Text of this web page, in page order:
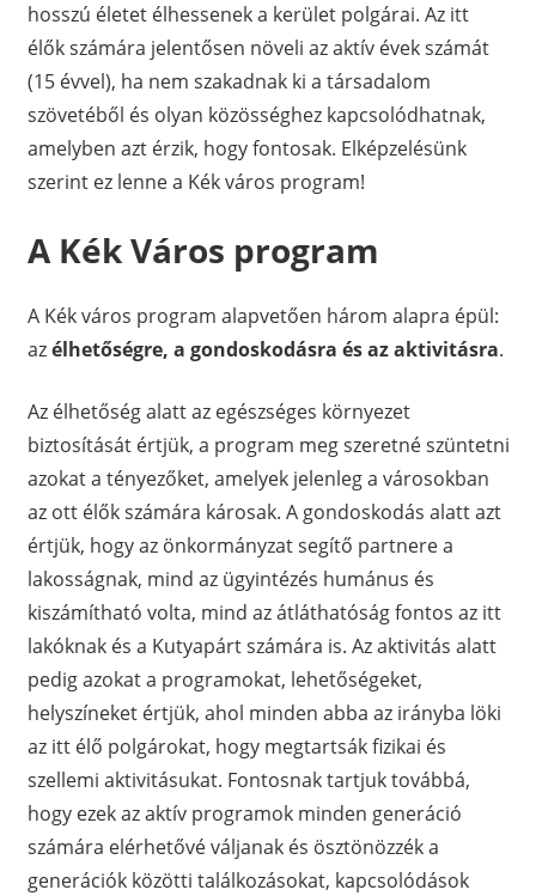
hosszú életet élhessenek a kerület polgárai. Az itt
élők számára jelentősen növeli az aktív évek számát
(15 évvel), ha nem szakadnak ki a társadalom
szövetéből és olyan közösséghez kapcsolódhatnak,
amelyben azt érzik, hogy fontosak. Elképzelésünk
szerint ez lenne a Kék város program!
A Kék Város program
A Kék város program alapvetően három alapra épül:
azélhetőségre, a gondoskodásra és az aktivitásra.
Az élhetőség alatt az egészséges környezet
biztosítását értjük, a program meg szeretné szüntetni
azokat a tényezőket, amelyek jelenleg a városokban
az ott élők számára károsak. A gondoskodás alatt azt
értjük, hogy az önkormányzat segítő partnere a
lakosságnak, mind az ügyintézés humánus és
kiszámítható volta, mind az átláthatóság fontos az itt
lakóknak és a Kutyapárt számára is. Az aktivitás alatt
pedig azokat a programokat, lehetőségeket,
helyszíneket értjük, ahol minden abba az irányba löki
az itt élő polgárokat, hogy megtartsák fizikai és
szellemi aktivitásukat. Fontosnak tartjuk továbbá,
hogy ezek az aktív programok minden generáció
számára elérhetővé váljanak és ösztönözzék a
generációk közötti találkozásokat, kapcsolódások